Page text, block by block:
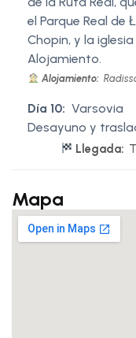
el Parque Real de
Chopin, y la
Alojamiento.
Alojamiento:
Día 10: Varsovia
Desayuno y
Llegada:
Mapa